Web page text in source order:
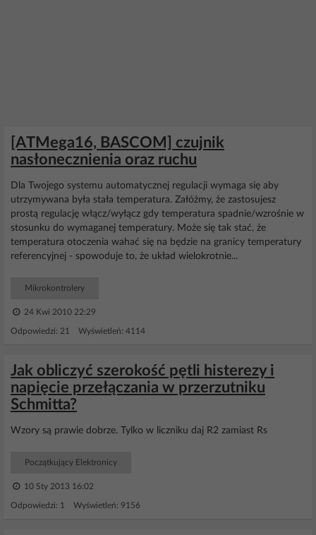
[ATMega16, BASCOM] czujnik
nasłonecznienia oraz ruchu
Dla Twojego systemu automatycznej regulacji wymaga się aby
utrzymywana była stała temperatura. Załóżmy, że zastosujesz
prostą regulację włącz/wyłącz gdy temperatura spadnie/wzrośnie w
stosunku do wymaganej temperatury. Może się tak stać, że
temperatura otoczenia wahać się na będzie na granicy temperatury
referencyjnej - spowoduje to, że układ wielokrotnie...
Mikrokontrolery
24 Kwi 2010 22:29
Odpowiedzi: 21 Wyświetleń: 4114
Jak obliczyć szerokość pętli histerezy i
napięcie przełączania w przerzutniku
Schmitta?
Wzory są prawie dobrze. Tylko w liczniku daj R2 zamiast Rs
Początkujący Elektronicy
10 Sty 2013 16:02
Odpowiedzi: 1 Wyświetleń: 9156